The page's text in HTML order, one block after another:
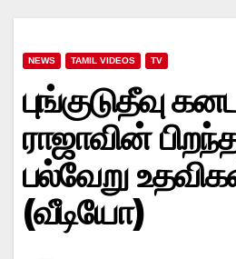
NEWS TAMIL VIDEOS TV
புங்குடுதீவு
ராஜாவின்
பல்வேறு
(வீடியோ)